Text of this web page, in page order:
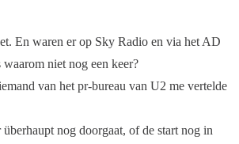
En waren er op Sky Radio en via het AD
niet nog een keer?
van het pr-bureau van U2 me vertelde
nog doorgaat, of de start nog in